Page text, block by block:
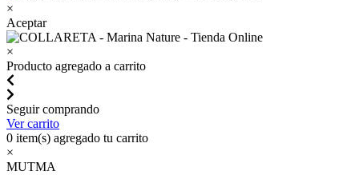
×
Aceptar
×
Producto agregado a carrito
Seguir comprando
Ver carrito
0 item(s) agregado tu carrito
×
MUTMA